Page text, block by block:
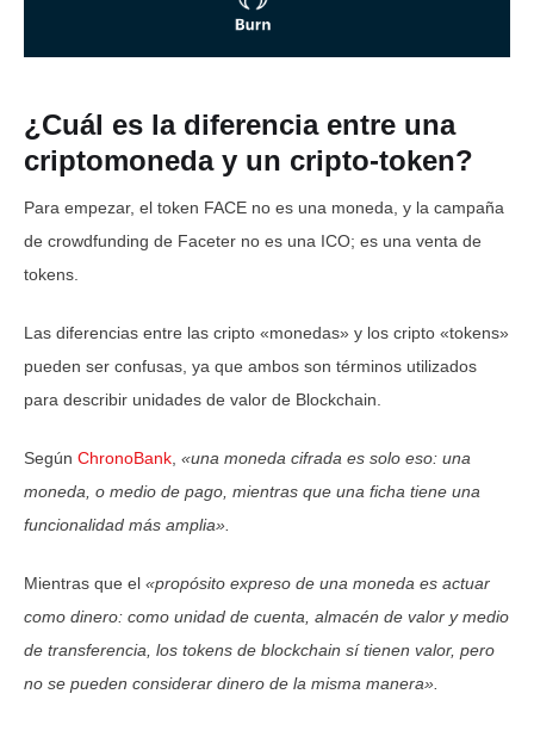
¿Cuál es la diferencia entre una
criptomoneda y un cripto-token?
Para empezar, el token FACE no es una moneda, y la campaña
de crowdfunding de Faceter no es una ICO; es una venta de
tokens.
Las diferencias entre las cripto «monedas» y los cripto «tokens»
pueden ser confusas, ya que ambos son términos utilizados
para describir unidades de valor de Blockchain.
Según ChronoBank «una moneda cifrada es solo eso: una
moneda, o medio de pago, mientras que una ficha tiene una
funcionalidad más amplia».
Mientras que el «propósito expreso de una moneda es actuar
como dinero: como unidad de cuenta, almacén de valor y medio
de transferencia, los tokens de blockchain sí tienen valor, pero
no se pueden considerar dinero de la misma manera».